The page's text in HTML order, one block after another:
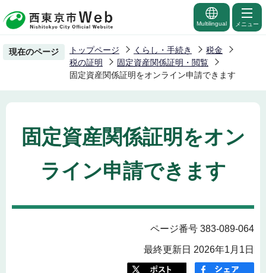
の
ー
の
先
Multilingual メニュー
現在のページ トップページ くらし・手続き
税金
税の証明
固定資産関係証明・閲覧
固定資産関係証明をオンライン申請できます
固定資産関係証明をオン
ライン申請できます
ページ番号 383-089-064
最終更新日 2026年1月1日